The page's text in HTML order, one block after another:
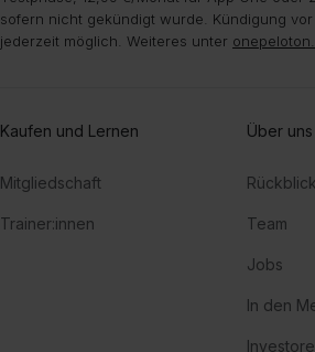
sofern nicht gekündigt wurde. Kündigung
jederzeit möglich. Weiteres unter
Kaufen und Lernen
Mitgliedschaft
Trainer:innen
Über uns
Rückblick
Team
Jobs
In den